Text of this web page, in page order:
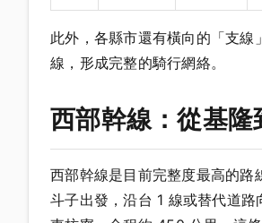
此外，各縣市還有橫向的「支線
線，形成完整的騎行網絡。
西部幹線：從基隆
西部幹線是目前完整度最高的路
斗子出發，沿台 1 線或替代道路